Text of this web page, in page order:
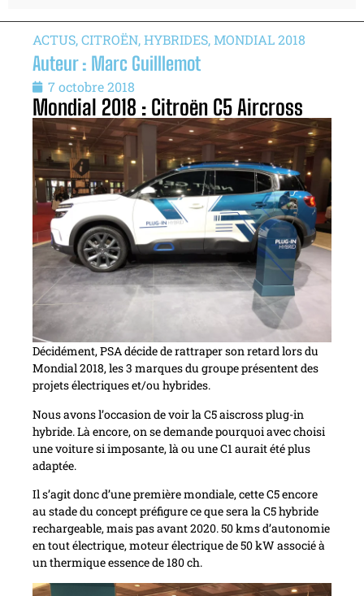
ACTUS,CITROËN,HYBRIDES,MONDIAL 2018
Auteur : Marc Guilllemot
7 octobre 2018
Mondial 2018 : Citroën C5 Aircross
Décidément, PSA décide de rattraper son retard lors du
Mondial 2018, les 3 marques du groupe présentent des
projets électriques et/ou hybrides.
Nous avons l’occasion de voir la C5 aiscross plug-in
hybride. Là encore, on se demande pourquoi avec choisi
une voiture si imposante, là ou une C1 aurait été plus
adaptée.
Il s’agit donc d’une première mondiale, cette C5 encore
au stade du concept préfigure ce que sera la C5 hybride
rechargeable, mais pas avant 2020. 50 kms d’autonomie
en tout électrique, moteur électrique de 50 kW associé à
un thermique essence de 180 ch.